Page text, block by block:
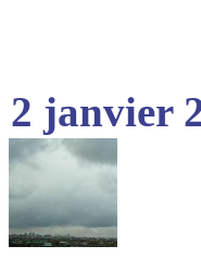
2 janvier